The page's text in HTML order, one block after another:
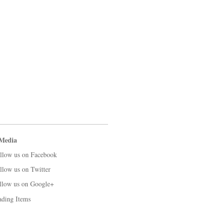
us on Facebook
us on Twitter
us on Google+
Items